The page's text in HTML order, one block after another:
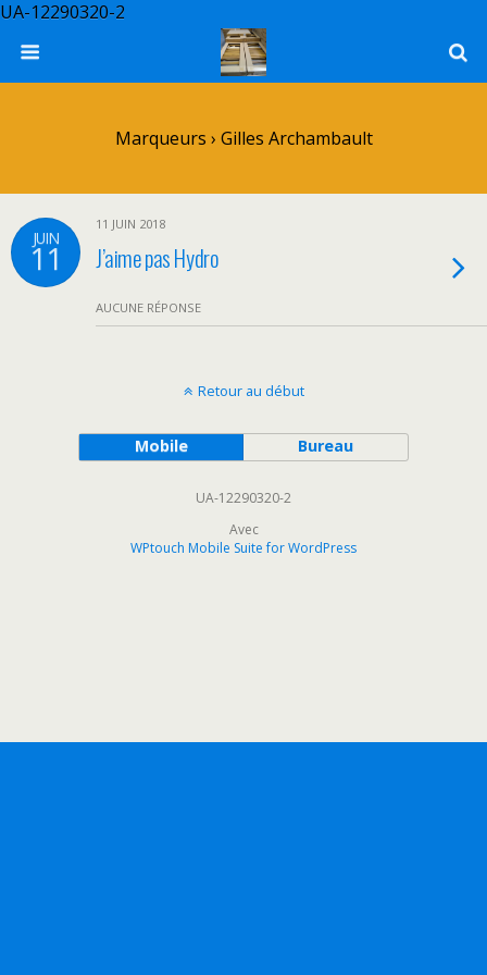
UA-12290320-2
Marqueurs › Gilles Archambault
JUIN
11
11 JUIN 2018
J’aime pas Hydro
AUCUNE RÉPONSE
Retour au début
Mobile Bureau
UA-12290320-2
Avec
WPtouch Mobile Suite for WordPress